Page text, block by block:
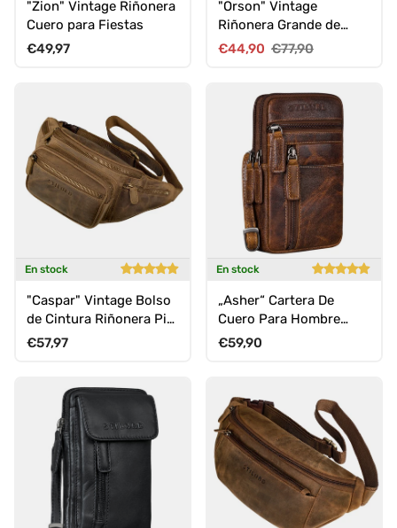
"Zion" Vintage Riñonera
Cuero para Fiestas
Precio normal
€49,97
"Orson" Vintage
Riñonera Grande de
Cuero
Precio de venta
€44,90 Precio normal
€77,90
En stock
"Caspar" Vintage Bolso
de Cintura Riñonera Piel
Auténtica
Precio normal
€57,97
En stock
„Asher“ Cartera De
Cuero Para Hombre
Vintage Bandolera Para
Precio normal
€59,90